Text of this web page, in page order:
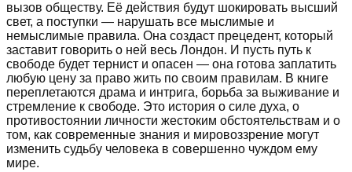
вызов обществу. Её действия будут шокировать высший
свет, а поступки — нарушать все мыслимые и
немыслимые правила. Она создаст прецедент, который
заставит говорить о ней весь Лондон. И пусть путь к
свободе будет тернист и опасен — она готова заплатить
любую цену за право жить по своим правилам. В книге
переплетаются драма и интрига, борьба за выживание и
стремление к свободе. Это история о силе духа, о
противостоянии личности жестоким обстоятельствам и о
том, как современные знания и мировоззрение могут
изменить судьбу человека в совершенно чуждом ему
мире.